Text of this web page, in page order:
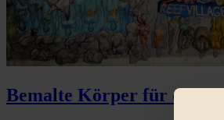
Bemalte Körper für die